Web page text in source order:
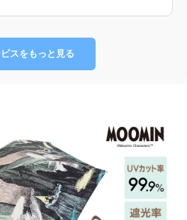
スをもっと見る